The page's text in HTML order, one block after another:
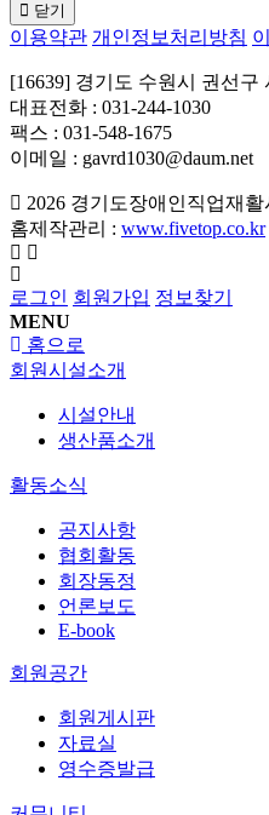
닫기
이용약관 개인정보처리방침
[16639] 경기도 수원시 권선구
대표전화 : 031-244-1030
팩스 : 031-548-1675
이메일 : gavrd1030@daum.net
2026 경기도장애인직업재활
홈제작관리 : www.fivetop.co.kr
로그인 회원가입 정보찾기
MENU
홈으로
회원시설소개
시설안내
생산품소개
활동소식
공지사항
협회활동
회장동정
언론보도
E-book
회원공간
회원게시판
자료실
영수증발급